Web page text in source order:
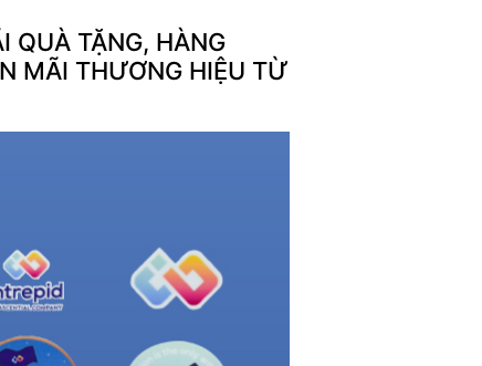
QUÀ TẶNG, HÀNG
MÃI THƯƠNG HIỆU TỪ